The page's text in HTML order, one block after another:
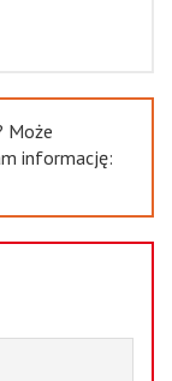
Może
informację: